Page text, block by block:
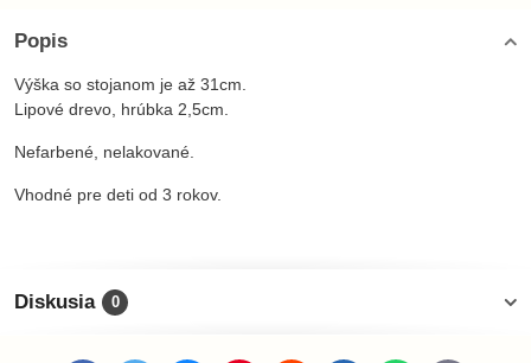
Popis
Výška so stojanom je až 31cm.
Lipové drevo, hrúbka 2,5cm.
Nefarbené, nelakované.
Vhodné pre deti od 3 rokov.
Diskusia 0